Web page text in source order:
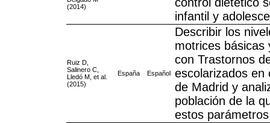
(2014)
infantil y
Ruiz D,
Salinero C,
Lledó M, et al.
(2015)
España Español
Describir los
motrices básicas
con Trastornos
escolarizados en
de Madrid y
población de la
estos